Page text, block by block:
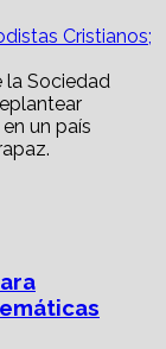
Cristianos;